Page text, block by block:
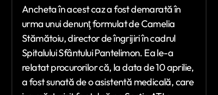
Ancheta în acest caz a fost demarată în
urma unui denunţ formulat de Camelia
Stămătoiu, director de îngrijiri în cadrul
Spitalului Sfântului Pantelimon. Ea le-a
relatat procurorilor că, la data de 10 aprilie,
a fost sunată de o asistentă medicală, care